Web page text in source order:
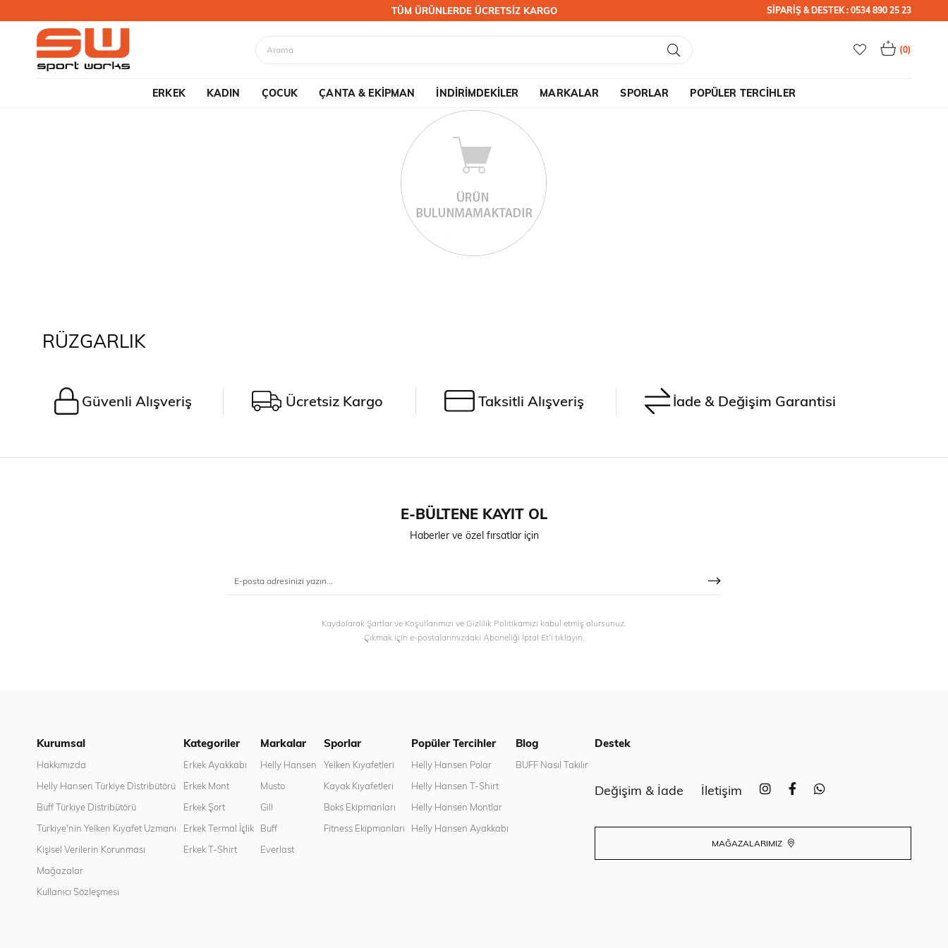
TÜM ÜRÜNLERDE ÜCRETSİZ KARGO SİPARİŞ & DESTEK : 0534 890 25 23
0
ERKEK KADIN ÇOCUK ÇANTA & EKİPMAN İNDİRİMDEKİLER MARKALAR SPORLAR POPÜLER TERCİHLER
RÜZGARLIK
Güvenli Alışveriş Ücretsiz Kargo Taksitli Alışveriş İade & Değişim Garantisi
E-BÜLTENE KAYIT OL
Haberler ve özel fırsatlar için
Kaydolarak Şartlar ve Koşullarımızı ve Gizlilik Politikamızı kabul etmiş olursunuz.
Çıkmak için e-postalarımızdaki Aboneliği İptal Et’i tıklayın.
Kurumsal
Hakkımızda
Helly Hansen Türkiye Distribütörü
Buff Türkiye Distribütörü
Türkiye'nin Yelken Kıyafet Uzmanı
Kişisel Verilerin Korunması
Mağazalar
Kullanıcı Sözleşmesi
Kategoriler
Erkek Ayakkabı
Erkek Mont
Erkek Şort
Erkek Termal İçlik
Erkek T-Shirt
Markalar
Helly Hansen
Musto
Gill
Buff
Everlast
Sporlar
Yelken Kıyafetleri
Kayak Kıyafetleri
Boks Ekipmanları
Fitness Ekipmanları
Popüler Tercihler
Helly Hansen Polar
Helly Hansen T-Shirt
Helly Hansen Montlar
Helly Hansen Ayakkabı
Blog
BUFF Nasıl Takılır
Destek
Değişim & İade İletişim
MAĞAZALARIMIZ